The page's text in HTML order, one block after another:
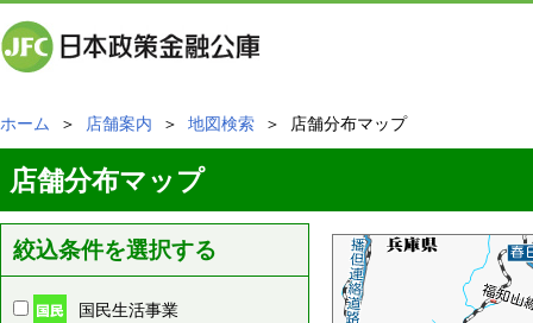
ホーム ＞ 店舗案内 ＞ 地図検索 ＞ 店舗分布マップ
店舗分布マップ
絞込条件を選択する
国民生活事業